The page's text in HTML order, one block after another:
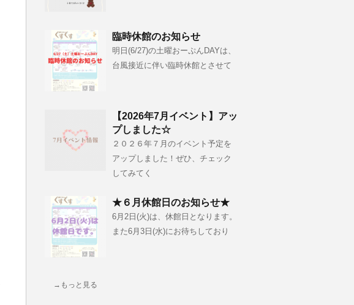
臨時休館のお知らせ
明日(6/27)の土曜おーぷんDAYは、
台風接近に伴い臨時休館とさせて
【2026年7月イベント】アッ
プしました☆
２０２６年７月のイベント予定を
アップしました！ぜひ、チェック
してみてく
★６月休館日のお知らせ★
6月2日(火)は、休館日となります。
また6月3日(水)にお待ちしており
→もっと見る